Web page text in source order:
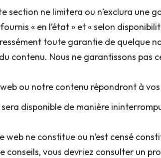
section ne limitera ou n’exclura une
« en l’état » et « selon
toute garantie de quelque
contenu. Nous ne garantissons pas
ou notre contenu répondront à vos
disponible de manière
web ne constitue ou n’est censé
conseils, vous devriez consulter un